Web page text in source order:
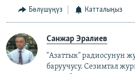
Бөлүшүңүз Катталыңыз
Санжар Эралиев
"Азаттык" радиосунун
баруучусу. Сезимтал